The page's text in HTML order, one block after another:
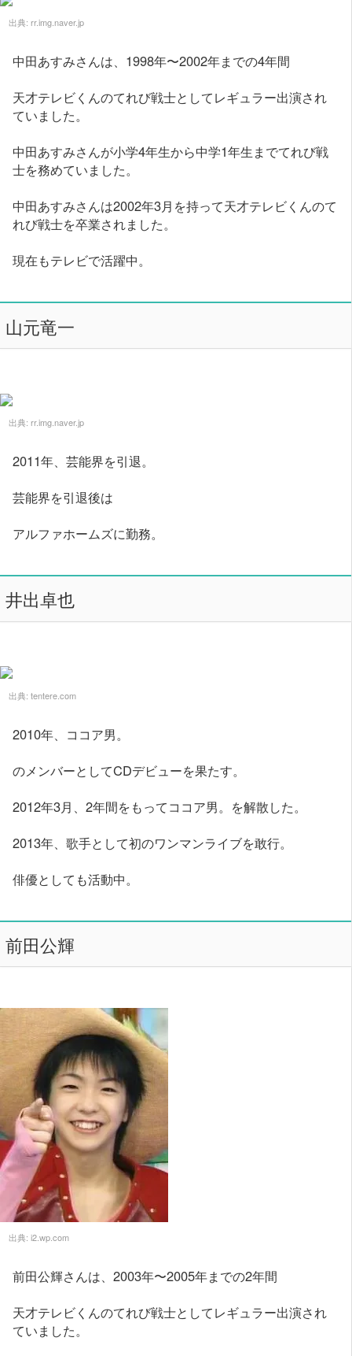
出典: rr.img.naver.jp
中田あすみさんは、1998年〜2002年までの4年間
天才テレビくんのてれび戦士としてレギュラー出演され
ていました。
中田あすみさんが小学4年生から中学1年生までてれび戦
士を務めていました。
中田あすみさんは2002年3月を持って天才テレビくんのて
れび戦士を卒業されました。
現在もテレビで活躍中。
山元竜一
出典: rr.img.naver.jp
2011年、芸能界を引退。
芸能界を引退後は
アルファホームズに勤務。
井出卓也
出典: tentere.com
2010年、ココア男。
のメンバーとしてCDデビューを果たす。
2012年3月、2年間をもってココア男。を解散した。
2013年、歌手として初のワンマンライブを敢行。
俳優としても活動中。
前田公輝
出典: i2.wp.com
前田公輝さんは、2003年〜2005年までの2年間
天才テレビくんのてれび戦士としてレギュラー出演され
ていました。